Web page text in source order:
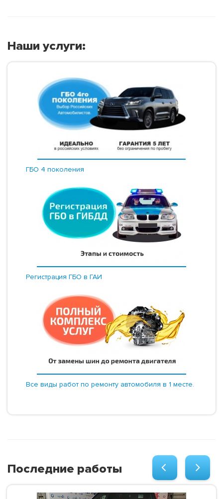
Наши услуги:
ГБО 4 поколения
Регистрация ГБО в ГАИ
Все виды работ по ремонту автомобиля в 1 месте.
Последние работы